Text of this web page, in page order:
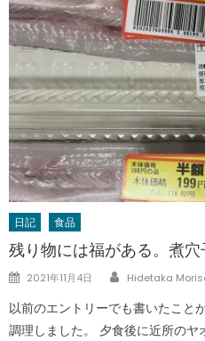
日記 食品
残り物には福がある。煮穴
Posted
2021年11月4日 Author
Hidetaka
以前のエントリーでも書いたこと
調理しました。 夕食後に近所のヤ